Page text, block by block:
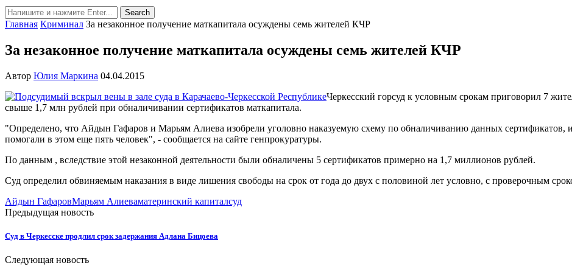
Главная Криминал За незаконное получение маткапитала осуждены семь жителей КЧР
За незаконное получение маткапитала осуждены семь жителей КЧР
Автор Юлия Маркина 04.04.2015
Черкесский горсуд к условным срокам приговорил 7
свыше 1,7 млн рублей при обналичивании сертификатов маткапитала.
"Определено, что Айдын Гафаров и Марьям Алиева изобрели уголовно наказуемую схему по обналичиванию данных сертификатов,
помогали в этом еще пять человек", - сообщается на сайте генпрокуратуры.
По данным , вследствие этой незаконной деятельности были обналичены 5 сертификатов примерно на 1,7 миллионов рублей.
Суд определил обвиняемым наказания в виде лишения свободы на срок от года до двух с половиной лет условно, с проверочным
Айдын ГафаровМарьям Алиеваматеринский капиталсуд
Предыдущая новость
Суд в Черкесске продлил срок задержания Адлана Бицоева
Следующая новость